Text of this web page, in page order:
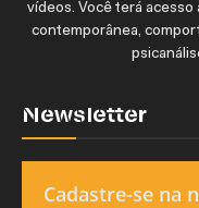
vídeos. Você terá
contemporânea,
Newsletter
Cadastre-se na